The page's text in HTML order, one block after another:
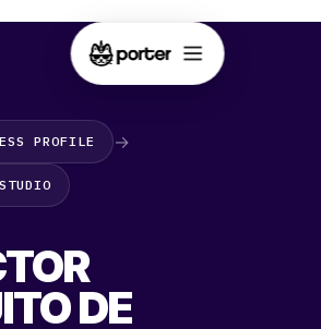
PROFILE →
DE